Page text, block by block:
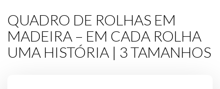
QUADRO DE ROLHAS EM
MADEIRA – EM CADA ROLHA
UMA HISTÓRIA | 3 TAMANHOS